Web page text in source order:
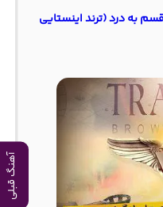
آهنگ قبلی
ﺑﻪ درد (ترند اینستایی